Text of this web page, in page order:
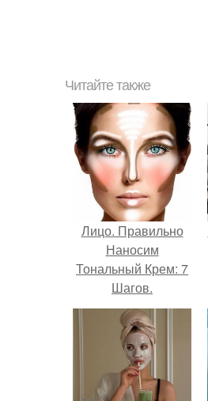
Читайте также
Лицо. Правильно
Наносим
Тональный Крем: 7
Шагов.